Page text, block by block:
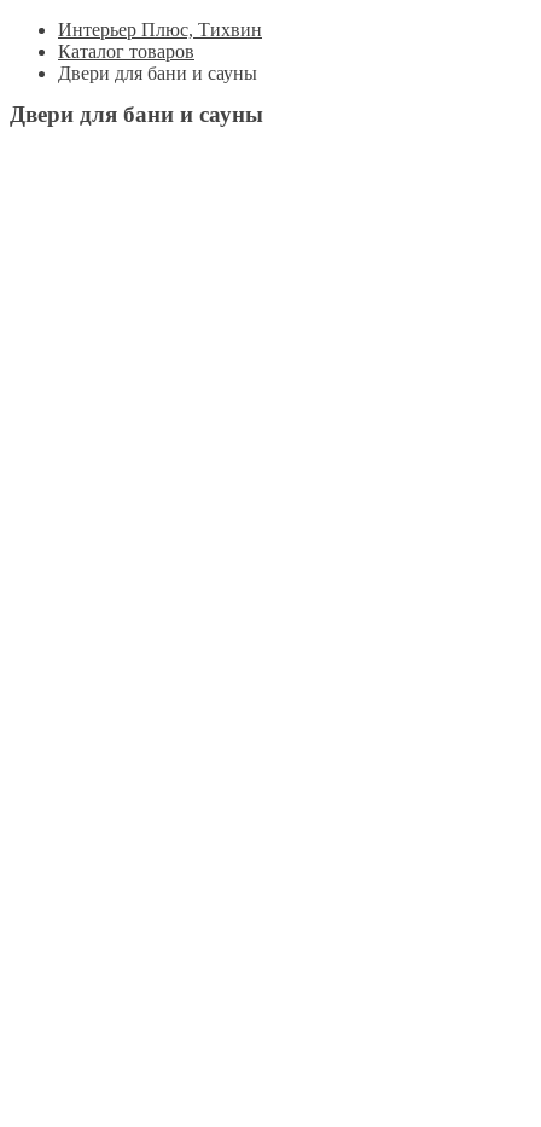
Интерьер Плюс, Тихвин
Каталог товаров
Двери для бани и сауны
Двери для бани и сауны